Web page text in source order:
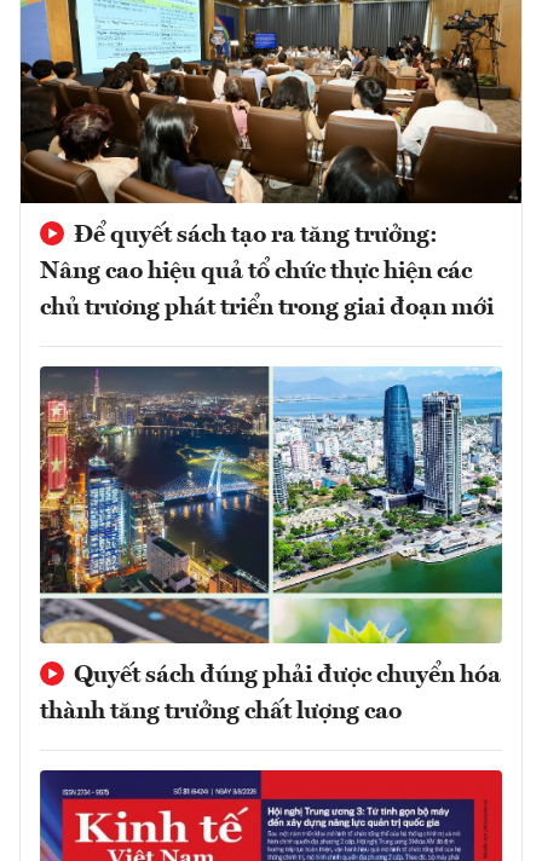
Để quyết sách tạo ra tăng trưởng:
Nâng cao hiệu quả tổ chức thực hiện các
chủ trương phát triển trong giai đoạn mới
Quyết sách đúng phải được chuyển hóa
thành tăng trưởng chất lượng cao